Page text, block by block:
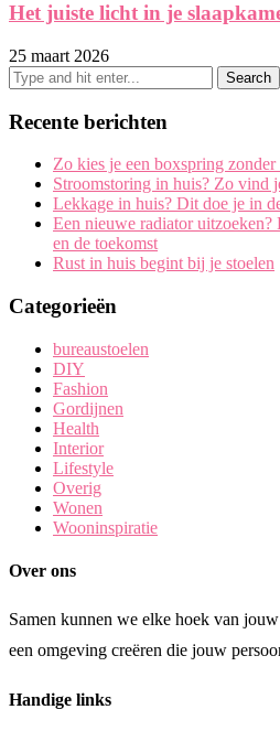
Het juiste licht in je
25 maart 2026
Recente berichten
Zo kies je een boxspring zonder
Stroomstoring in huis? Zo vind
Lekkage in huis? Dit doe je in
Een nieuwe radiator
en de toekomst
Rust in huis begint bij je stoelen
Categorieën
bureaustoelen
DIY
Fashion
Gordijnen
Health
Interior
Lifestyle
Overig
Wonen
Wooninspiratie
Over ons
Samen kunnen we elke hoek van
een omgeving creëren die jouw
Handige links